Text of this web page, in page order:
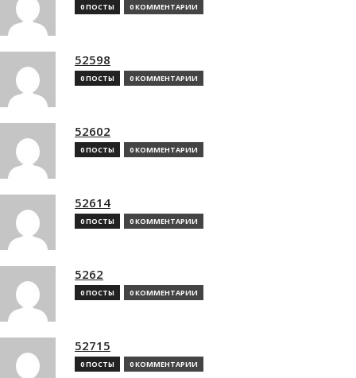
0 ПОСТЫ 0 КОММЕНТАРИИ
52598
0 ПОСТЫ 0 КОММЕНТАРИИ
52602
0 ПОСТЫ 0 КОММЕНТАРИИ
52614
0 ПОСТЫ 0 КОММЕНТАРИИ
5262
0 ПОСТЫ 0 КОММЕНТАРИИ
52715
0 ПОСТЫ 0 КОММЕНТАРИИ